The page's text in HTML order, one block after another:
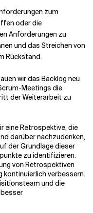
zum
oder die
Anforderungen zu
und das Streichen von
Rückstand.
wir das Backlog neu
Meetings die
der Weiterarbeit zu
eine Retrospektive, die
darüber nachzudenken,
der Grundlage dieser
zu identifizieren.
von Retrospektiven
kontinuierlich verbessern.
und die